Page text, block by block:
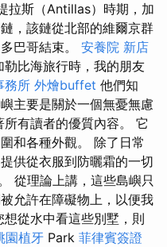
拉斯（Antillas）時期，加
，該鏈從北部的維爾京群
巴哥結束。 安養院 新店
比海旅行時，我的朋友
務所 外燴buffet 他們知
主要是關於一個無憂無慮
有讀者的優質內容。 它
和各種外觀。 除了日常
供從衣服到防曬霜的一切
從理論上講，這些島嶼只
允許在障礙物上，以便我
從水中看這些別墅，則
園植牙 Park 菲律賓簽證